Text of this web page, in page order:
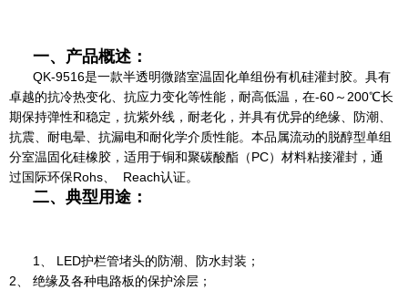
一、产品概述：
QK-9516是一款半透明微踏室温固化单组份有机硅灌封胶。具有
卓越的抗冷热变化、抗应力变化等性能，耐高低温，在-60～200℃长
期保持弹性和稳定，抗紫外线，耐老化，并具有优异的绝缘、防潮、
抗震、耐电晕、抗漏电和耐化学介质性能。本品属流动的脱醇型单组
分室温固化硅橡胶，适用于铜和聚碳酸酯（PC）材料粘接灌封，通
过国际环保Rohs、 Reach认证。
二、典型用途：
1、 LED护栏管堵头的防潮、防水封装；
2、 绝缘及各种电路板的保护涂层；